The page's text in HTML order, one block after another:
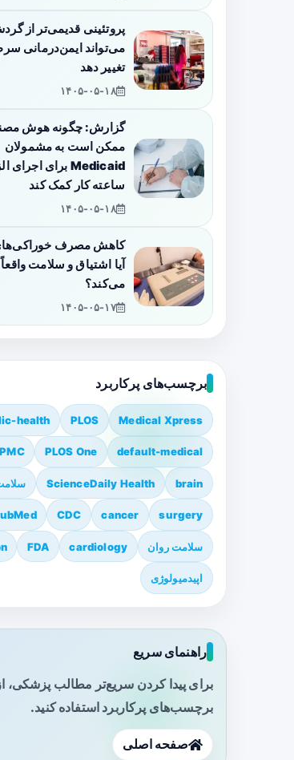
پروتئینی قدیمی‌تر از
می‌تواند ایمن‌درمانی
تغییر دهد
۱۴۰۵-۰۵-۱۸
گزارش: چگونه هوش
ممکن است به مشمولان
ساعته کار کمک کند
۱۴۰۵-۰۵-۱۸
کاهش مصرف
آیا اشتیاق و سلامت واقعاً
می‌کند؟
۱۴۰۵-۰۵-۱۷
برچسب‌های پرکاربرد
Medical Xpress
PLOS
health
default-medical
PLOS One
brain
ScienceDaily Health
surgery
cancer
CDC
سلامت روان cardiology
FDA
اپیدمیولوژی
راهنمای سریع
برای پیدا کردن سریع‌تر مطالب پزشکی،
برچسب‌های پرکاربرد استفاده کنید.
صفحه اصلی